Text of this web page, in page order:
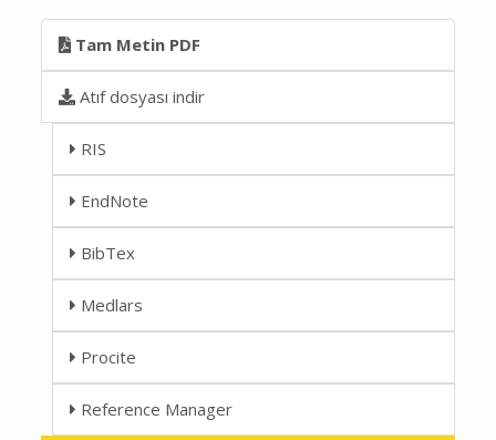
Tam Metin PDF
Atıf dosyası indir
RIS
EndNote
BibTex
Medlars
Procite
Reference Manager